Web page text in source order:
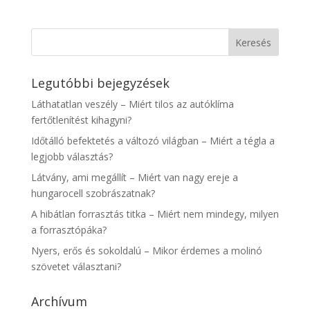
Legutóbbi bejegyzések
Láthatatlan veszély – Miért tilos az autóklíma
fertőtlenítést kihagyni?
Időtálló befektetés a változó világban – Miért a tégla a
legjobb választás?
Látvány, ami megállít – Miért van nagy ereje a
hungarocell szobrászatnak?
A hibátlan forrasztás titka – Miért nem mindegy, milyen
a forrasztópáka?
Nyers, erős és sokoldalú – Mikor érdemes a molinó
szövetet választani?
Archívum